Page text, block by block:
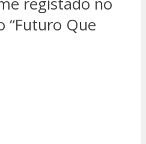
“Futuro Que